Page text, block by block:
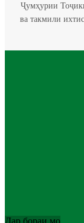
Ҷумҳурии
ва такмили
Дар бораи мо